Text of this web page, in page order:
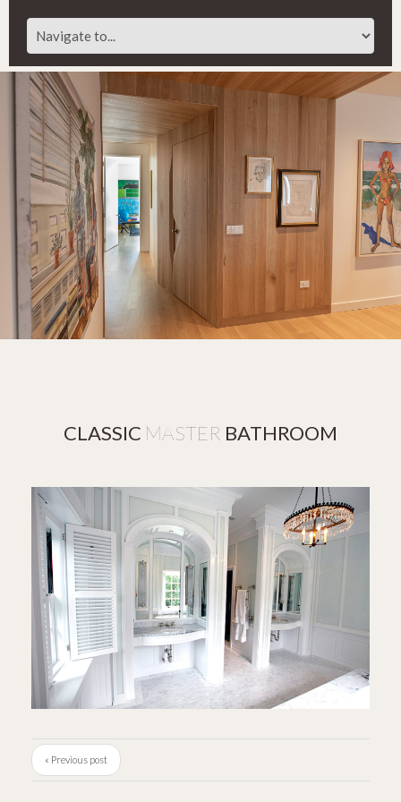
CLASSIC MASTER BATHROOM
« Previous post